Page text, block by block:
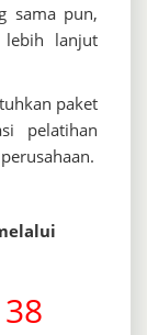
sama pun,
lanjut
paket
pelatihan